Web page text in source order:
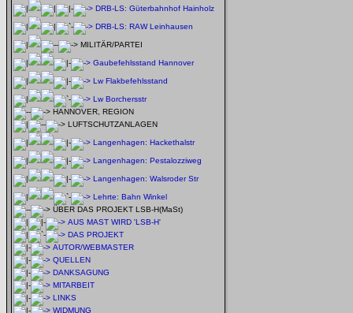
DRB-LS: Güterbahnhof Hainholz
DRB-LS: RAW Leinhausen
MILITÄR/PARTEI
Gaubefehlsstand Hannover
Lw Flakbefehlsstand
Lw Borchersstr
HANNOVER, REGION
LUFTSCHUTZANLAGEN
Langenhagen: Hackethalstr
Langenhagen: Pestalozziweg
Langenhagen: Walsroder Str
Lehrte: Bahn Winkel
ÜBER DAS PROJEKT LSB-H(MaSt)
AUS MAST WIRD 'LSB-H'
DAS PROJEKT
AUTOR/WEBMASTER
QUELLEN
DANKSAGUNG
MITARBEIT
LINKS
WIDMUNG